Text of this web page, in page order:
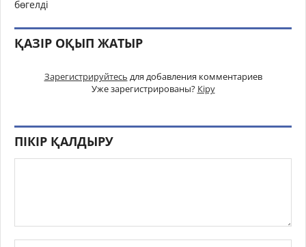
бөгелді
ҚАЗІР ОҚЫП ЖАТЫР
Зарегистрируйтесь для добавления комментариев
Уже зарегистрированы? Кіру
ПІКІР ҚАЛДЫРУ